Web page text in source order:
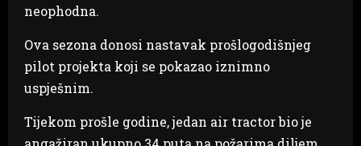
neophodna.
Ova sezona donosi nastavak prošlogodišnjeg
pilot projekta koji se pokazao iznimno
uspješnim.
Tijekom prošle godine, jedan air tractor bio je